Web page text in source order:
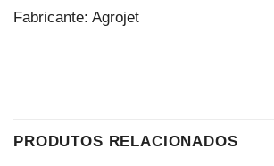
Fabricante: Agrojet
PRODUTOS RELACIONADOS